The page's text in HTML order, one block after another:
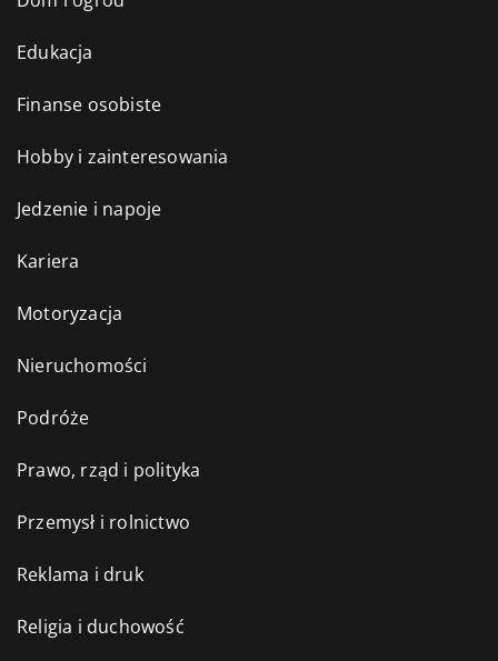
Edukacja
Finanse osobiste
Hobby i zainteresowania
Jedzenie i napoje
Kariera
Motoryzacja
Nieruchomości
Podróże
Prawo, rząd i polityka
Przemysł i rolnictwo
Reklama i druk
Religia i duchowość